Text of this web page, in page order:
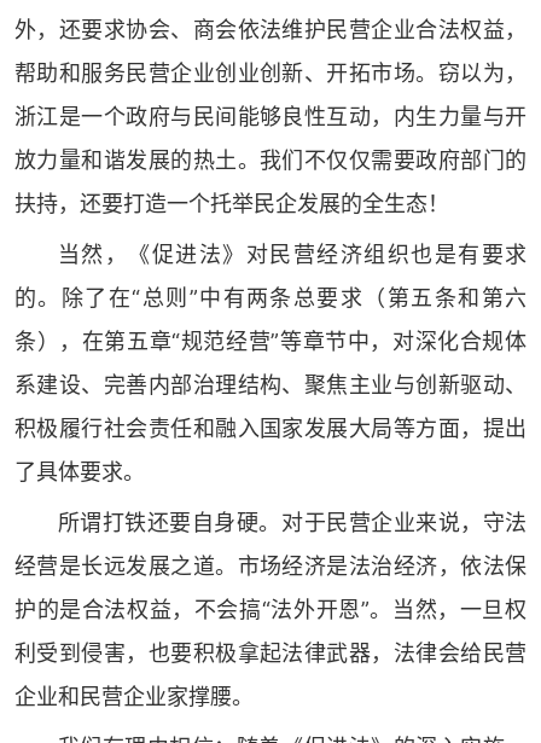
外，还要求协会、商会依法维护民营企业合法权益，
帮助和服务民营企业创业创新、开拓市场。窃以为，
浙江是一个政府与民间能够良性互动，内生力量与开
放力量和谐发展的热土。我们不仅仅需要政府部门的
扶持，还要打造一个托举民企发展的全生态！
当然，《促进法》对民营经济组织也是有要求
的。除了在“总则”中有两条总要求（第五条和第六
条），在第五章“规范经营”等章节中，对深化合规体
系建设、完善内部治理结构、聚焦主业与创新驱动、
积极履行社会责任和融入国家发展大局等方面，提出
了具体要求。
所谓打铁还要自身硬。对于民营企业来说，守法
经营是长远发展之道。市场经济是法治经济，依法保
护的是合法权益，不会搞“法外开恩”。当然，一旦权
利受到侵害，也要积极拿起法律武器，法律会给民营
企业和民营企业家撑腰。